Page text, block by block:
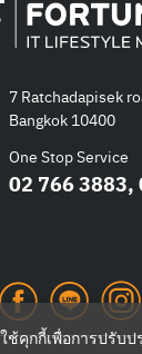
7 Ratchadapisek
Bangkok 10400
One Stop Service
02 766 3883,
ช้คุกกี้เพื่อการปรับ